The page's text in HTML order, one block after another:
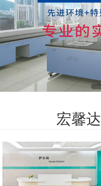
宏馨达